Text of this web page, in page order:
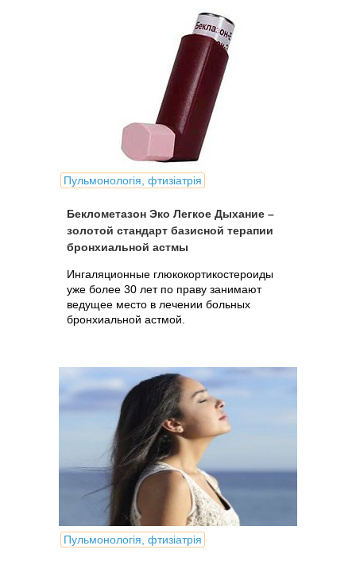
Пульмонологія, фтизіатрія
Беклометазон Эко Легкое Дыхание –
золотой стандарт базисной терапии
бронхиальной астмы
Ингаляционные глюкокортикостероиды
уже более 30 лет по праву занимают
ведущее место в лечении больных
бронхиальной астмой.
Пульмонологія, фтизіатрія